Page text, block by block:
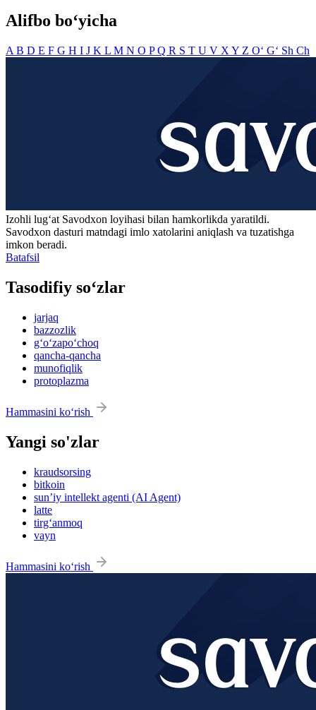
Alifbo bo‘yicha
A B D E F G H I J K L M N O PQ R S T U V X Y Z O‘ G‘ Sh Ch
Izohli lugʻat Savodxon loyihasi bilan hamkorlikda yaratildi.
Savodxon dasturi matndagi imlo xatolarini aniqlash va tuzatishga
imkon beradi.
Batafsil
Tasodifiy so‘zlar
jarjaq
bazzozlik
g‘o‘zapo‘choq
qancha-qancha
munofiqlik
protoplazma
Hammasini ko‘rish
Yangi so'zlar
kraudsorsing
bitkoin
sun’iy intellekt agenti (AI Agent)
latte
tirg‘anmoq
vayn
Hammasini ko‘rish